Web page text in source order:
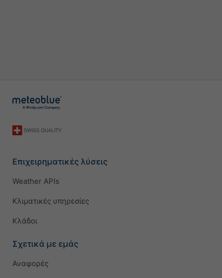
Επιχειρηματικές λύσεις
Weather APIs
Κλιματικές υπηρεσίες
Κλάδοι
Σχετικά με εμάς
Αναφορές